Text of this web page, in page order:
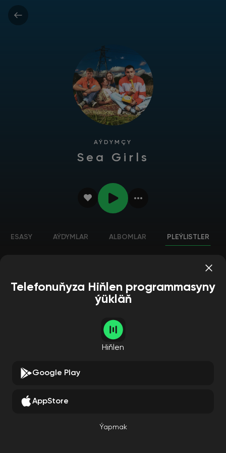
AÝDYMÇY
Sea Girls
ESASY AÝDYMLAR ALBOMLAR PLEÝLISTLER
Telefonuňyza Hiňlen programmasyny
ýükläň
Hiňlen
Google Play
AppStore
Ýapmak